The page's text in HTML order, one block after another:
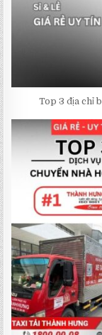
Top 3 địa chỉ